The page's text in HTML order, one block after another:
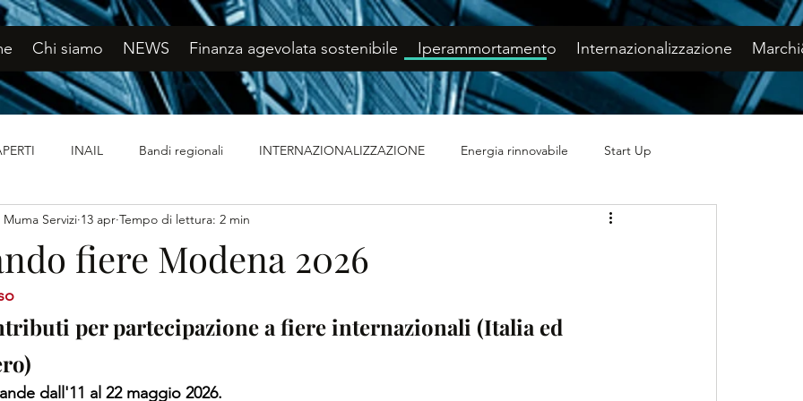
Chi siamo NEWS Finanza agevolata sostenibile Iperammortamento Internazionalizzazione
INAIL Bandi regionali INTERNAZIONALIZZAZIONE Energia rinnovabile Start Up
Certificazioni aziendali Bandi nazionali
fiere Modena 2026
Muma Servizi 13 apr Tempo di lettura: 2 min
per partecipazione a fiere internazionali (Italia ed
dall'11 al 22 maggio 2026.